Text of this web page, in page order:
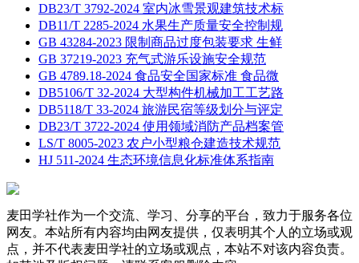
DB23/T 3792-2024 室内冰雪景观建筑技术标
DB11/T 2285-2024 水果生产质量安全控制规
GB 43284-2023 限制商品过度包装要求 生鲜
GB 37219-2023 充气式游乐设施安全规范
GB 4789.18-2024 食品安全国家标准 食品微
DB5106/T 32-2024 大型构件机械加工工艺路
DB5118/T 33-2024 旅游民宿等级划分与评定
DB23/T 3722-2024 使用领域消防产品档案管
LS/T 8005-2023 农户小型粮仓建造技术规范
HJ 511-2024 生态环境信息化标准体系指南
麦田学社作为一个交流、学习、分享的平台，致力于服务各位
网友。本站所有内容均由网友提供，仅表明其个人的立场或观
点，并不代表麦田学社的立场或观点，本站不对该内容负责。